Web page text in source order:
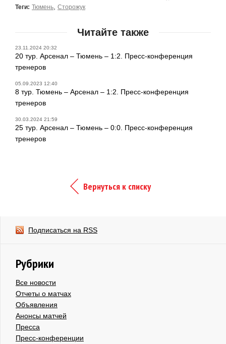
Теги: Тюмень Сторожук
Читайте также
23.11.2024 20:32
20 тур. Арсенал – Тюмень – 1:2. Пресс-конференция
тренеров
05.09.2023 12:40
8 тур. Тюмень – Арсенал – 1:2. Пресс-конференция
тренеров
30.03.2024 21:59
25 тур. Арсенал – Тюмень – 0:0. Пресс-конференция
тренеров
Вернуться к списку
Подписаться на RSS
Рубрики
Все новости
Отчеты о матчах
Объявления
Анонсы матчей
Пресса
Пресс-конференции